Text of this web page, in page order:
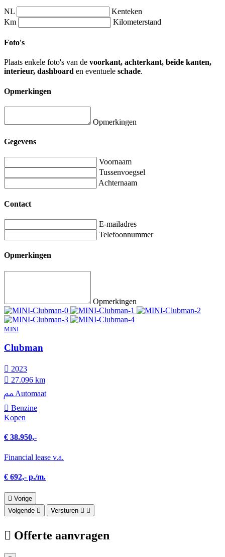
NL
Kenteken
Km
Kilometerstand
Foto's
Plaats enkele foto's van de voorkant, achterkant, beide kanten,
interieur, dashboard en eventuele schade.
Opmerkingen
Opmerkingen
Gegevens
Voornaam
Tussenvoegsel
Achternaam
Contact
E-mailadres
Telefoonnummer
Opmerkingen
Opmerkingen
MINI
Clubman
2023
27.096 km
Automaat
Benzine
Kopen
€ 38.950,-
Financial lease v.a.
€ 692,- p./m.
Vorige
Volgende
Versturen
Offerte aanvragen